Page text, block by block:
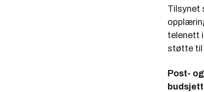
Tilsynet
telenett
støtte til
Post-